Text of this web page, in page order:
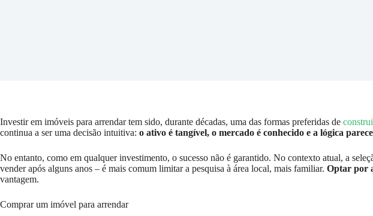
Investir em imóveis para arrendar tem sido, durante décadas, uma das formas preferidas de
continua a ser uma decisão intuitiva: o ativo é tangível, o mercado é conhecido e a lógica
No entanto, como em qualquer investimento, o sucesso não é garantido. No contexto atual, a
vender após alguns anos – é mais comum limitar a pesquisa à área local, mais familiar. Optar por
vantagem.
Comprar um imóvel para arrendar